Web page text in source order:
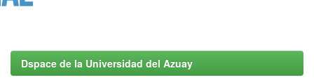
Dspace de la Universidad del Azuay